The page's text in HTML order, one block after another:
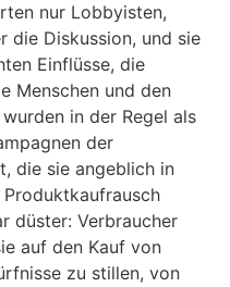
nur Lobbyisten,
die Diskussion, und sie
Einflüsse, die
Menschen und den
in der Regel als
der
die sie angeblich in
düster: Verbraucher
auf den Kauf von
zu stillen, von